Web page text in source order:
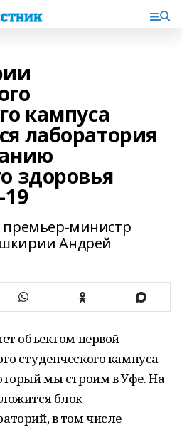
кампуса
лаборатория
здоровья
19
премьер-министр
Андрей
объектом первой
студенческого кампуса
мы строим в Уфе. На
блок
в том числе